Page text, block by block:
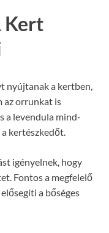
Kert
nyújtanak a kertben,
az orrunkat is
a levendula mind-
kertészkedőt.
igényelnek, hogy
Fontos a megfelelő
a bőséges